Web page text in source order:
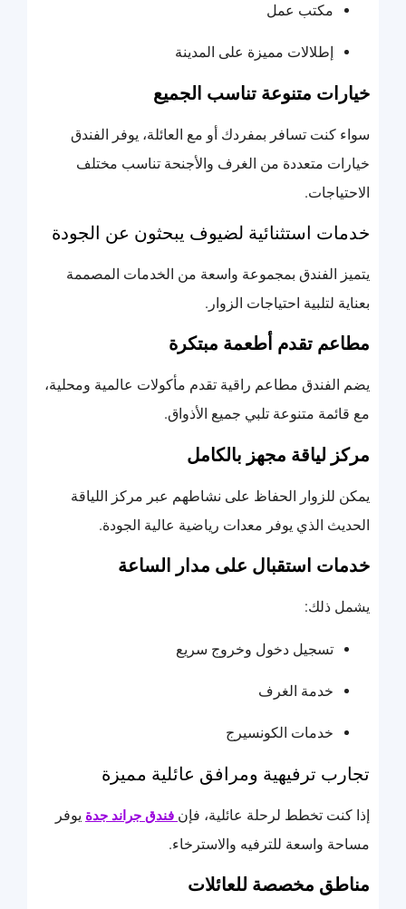
مكتب عمل
إطلالات مميزة على المدينة
خيارات متنوعة تناسب الجميع
سواء كنت تسافر بمفردك أو مع العائلة، يوفر الفندق
خيارات متعددة من الغرف والأجنحة تناسب مختلف
الاحتياجات.
خدمات استثنائية لضيوف يبحثون عن الجودة
يتميز الفندق بمجموعة واسعة من الخدمات المصممة
بعناية لتلبية احتياجات الزوار.
مطاعم تقدم أطعمة مبتكرة
يضم الفندق مطاعم راقية تقدم مأكولات عالمية ومحلية،
مع قائمة متنوعة تلبي جميع الأذواق.
مركز لياقة مجهز بالكامل
يمكن للزوار الحفاظ على نشاطهم عبر مركز اللياقة
الحديث الذي يوفر معدات رياضية عالية الجودة.
خدمات استقبال على مدار الساعة
يشمل ذلك:
تسجيل دخول وخروج سريع
خدمة الغرف
خدمات الكونسيرج
تجارب ترفيهية ومرافق عائلية مميزة
إذا كنت تخطط لرحلة عائلية، فإن فندق جراند جدة يوفر
مساحة واسعة للترفيه والاسترخاء.
مناطق مخصصة للعائلات